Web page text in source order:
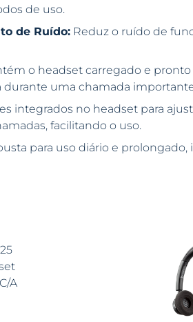
de uso.
de Ruído:Reduz o ruído de
o headset carregado e pronto
uma chamada
integrados no headset para
facilitando o uso.
para uso diário e prolongado,